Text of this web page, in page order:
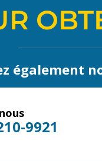
également
9921